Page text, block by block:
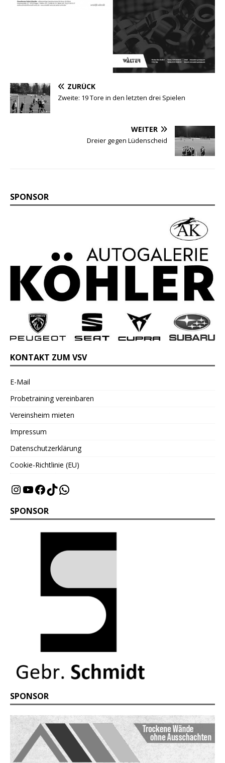
ZURÜCK
Zweite: 19 Tore in den letzten drei Spielen
WEITER
Dreier gegen Lüdenscheid
SPONSOR
KONTAKT ZUM VSV
E-Mail
Probetraining vereinbaren
Vereinsheim mieten
Impressum
Datenschutzerklärung
Cookie-Richtlinie (EU)
SPONSOR
SPONSOR